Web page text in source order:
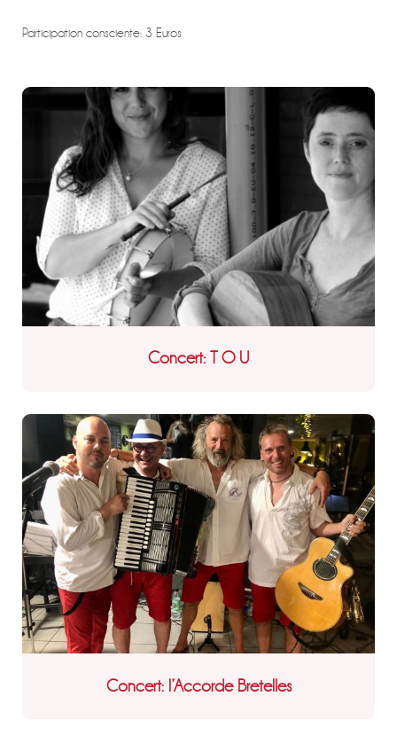
Participation consciente: 3 Euros
Concert: T O U
Concert: l’Accorde Bretelles